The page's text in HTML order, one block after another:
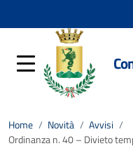
Home / Novità / Avvisi /
Ordinanza n. 40 – Divieto